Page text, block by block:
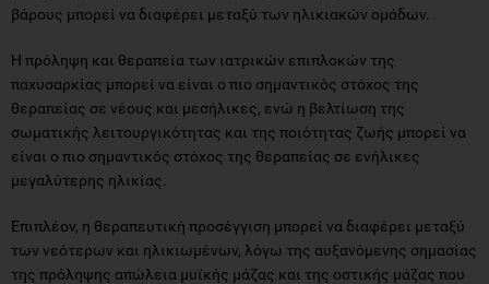
βάρους μπορεί να διαφέρει μεταξύ των ηλικιακών ομάδων.
Η πρόληψη και θεραπεία των ιατρικών επιπλοκών της
παχυσαρκίας μπορεί να είναι ο πιο σημαντικός στόχος της
θεραπείας σε νέους και μεσήλικες, ενώ η βελτίωση της
σωματικής λειτουργικότητας και της ποιότητας ζωής μπορεί να
είναι ο πιο σημαντικός στόχος της θεραπείας σε ενήλικες
μεγαλύτερης ηλικίας.
Επιπλέον, η θεραπευτική προσέγγιση μπορεί να διαφέρει μεταξύ
των νεότερων και ηλικιωμένων, λόγω της αυξανόμενης σημασίας
της πρόληψης απώλεια μυϊκής μάζας και της οστικής μάζας που